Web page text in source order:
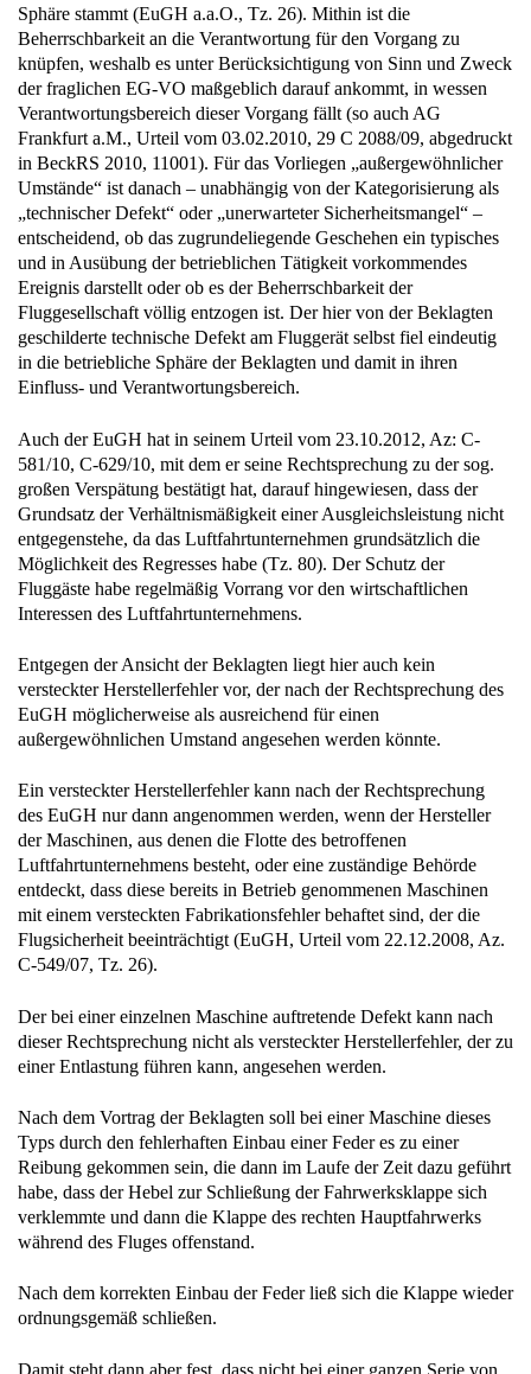
Sphäre stammt (EuGH a.a.O., Tz. 26). Mithin ist die
Beherrschbarkeit an die Verantwortung für den Vorgang zu
knüpfen, weshalb es unter Berücksichtigung von Sinn und Zweck
der fraglichen EG-VO maßgeblich darauf ankommt, in wessen
Verantwortungsbereich dieser Vorgang fällt (so auch AG
Frankfurt a.M., Urteil vom 03.02.2010, 29 C 2088/09, abgedruckt
in BeckRS 2010, 11001). Für das Vorliegen „außergewöhnlicher
Umstände“ ist danach – unabhängig von der Kategorisierung als
„technischer Defekt“ oder „unerwarteter Sicherheitsmangel“ –
entscheidend, ob das zugrundeliegende Geschehen ein typisches
und in Ausübung der betrieblichen Tätigkeit vorkommendes
Ereignis darstellt oder ob es der Beherrschbarkeit der
Fluggesellschaft völlig entzogen ist. Der hier von der Beklagten
geschilderte technische Defekt am Fluggerät selbst fiel eindeutig
in die betriebliche Sphäre der Beklagten und damit in ihren
Einfluss- und Verantwortungsbereich.
Auch der EuGH hat in seinem Urteil vom 23.10.2012, Az: C-
581/10, C-629/10, mit dem er seine Rechtsprechung zu der sog.
großen Verspätung bestätigt hat, darauf hingewiesen, dass der
Grundsatz der Verhältnismäßigkeit einer Ausgleichsleistung nicht
entgegenstehe, da das Luftfahrtunternehmen grundsätzlich die
Möglichkeit des Regresses habe (Tz. 80). Der Schutz der
Fluggäste habe regelmäßig Vorrang vor den wirtschaftlichen
Interessen des Luftfahrtunternehmens.
Entgegen der Ansicht der Beklagten liegt hier auch kein
versteckter Herstellerfehler vor, der nach der Rechtsprechung des
EuGH möglicherweise als ausreichend für einen
außergewöhnlichen Umstand angesehen werden könnte.
Ein versteckter Herstellerfehler kann nach der Rechtsprechung
des EuGH nur dann angenommen werden, wenn der Hersteller
der Maschinen, aus denen die Flotte des betroffenen
Luftfahrtunternehmens besteht, oder eine zuständige Behörde
entdeckt, dass diese bereits in Betrieb genommenen Maschinen
mit einem versteckten Fabrikationsfehler behaftet sind, der die
Flugsicherheit beeinträchtigt (EuGH, Urteil vom 22.12.2008, Az.
C-549/07, Tz. 26).
Der bei einer einzelnen Maschine auftretende Defekt kann nach
dieser Rechtsprechung nicht als versteckter Herstellerfehler, der zu
einer Entlastung führen kann, angesehen werden.
Nach dem Vortrag der Beklagten soll bei einer Maschine dieses
Typs durch den fehlerhaften Einbau einer Feder es zu einer
Reibung gekommen sein, die dann im Laufe der Zeit dazu geführt
habe, dass der Hebel zur Schließung der Fahrwerksklappe sich
verklemmte und dann die Klappe des rechten Hauptfahrwerks
während des Fluges offenstand.
Nach dem korrekten Einbau der Feder ließ sich die Klappe wieder
ordnungsgemäß schließen.
Damit steht dann aber fest, dass nicht bei einer ganzen Serie von